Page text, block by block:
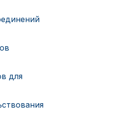
для